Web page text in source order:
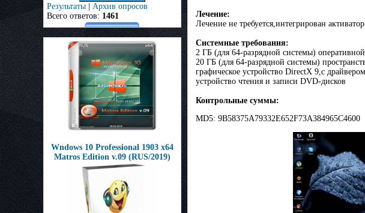
Результаты | Архив опросов
Всего ответов: 1461
Wndows 10 Professional 1903 x64
Matros Edition v.09 (RUS/2019)
Лечение:
Лечение не требуется,интегрирован
Системные требования:
2 ГБ (для 64-разрядной системы)
20 ГБ (для 64-разрядной системы)
графическое устройство DirectX 9,с
устройство чтения и записи DVD-дисков
Контрольные суммы:
MD5: 9B58375A79332E652F73A384965C4600